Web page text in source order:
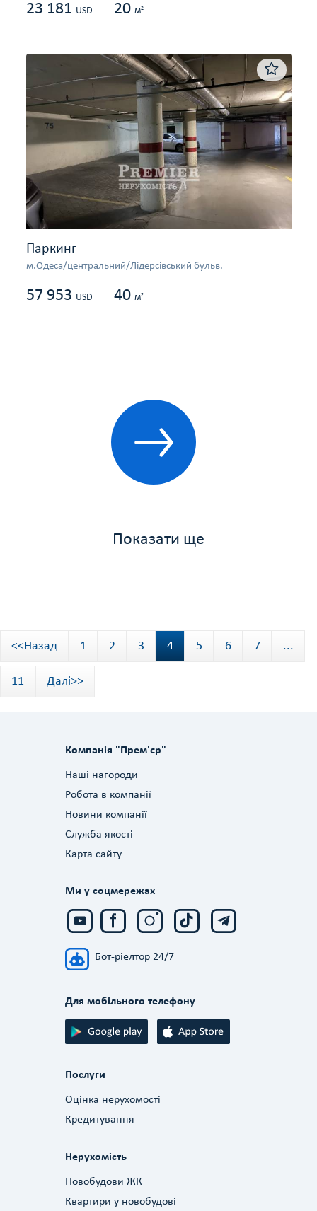
23 181 USD 20 м2
Паркинг
м.Одеса/центральний/Лідерсівський бульв.
57 953 USD 40 м2
Показати ще
<<Назад 1 2 3 4 5 6 7 ...
11 Далі>>
Компанія "Прем'єр"
Наші нагороди
Робота в компанії
Новини компанії
Служба якості
Карта сайту
Ми у соцмережах
Бот-ріелтор 24/7
Для мобільного телефону
Послуги
Оцінка нерухомості
Кредитування
Нерухомість
Новобудови ЖК
Квартири у новобудові